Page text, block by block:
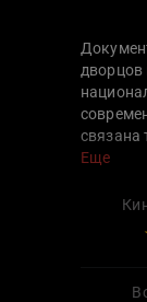
дворцов
связана
купить
не
Еще